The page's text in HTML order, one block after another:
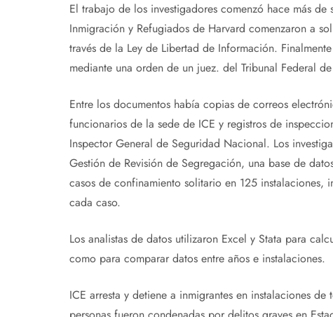
El trabajo de los investigadores comenzó hace más
Inmigración y Refugiados de Harvard comenzaron a
través de la Ley de Libertad de Información.
mediante una orden de un juez. del Tribunal Federal
Entre los documentos había copias de correos
funcionarios de la sede de ICE y registros de
Inspector General de Seguridad Nacional. Los
Gestión de Revisión de Segregación, una base de
casos de confinamiento solitario en 125
cada caso.
Los analistas de datos utilizaron Excel y Stata para
como para comparar datos entre años e instalaciones.
ICE arresta y detiene a inmigrantes en instalaciones